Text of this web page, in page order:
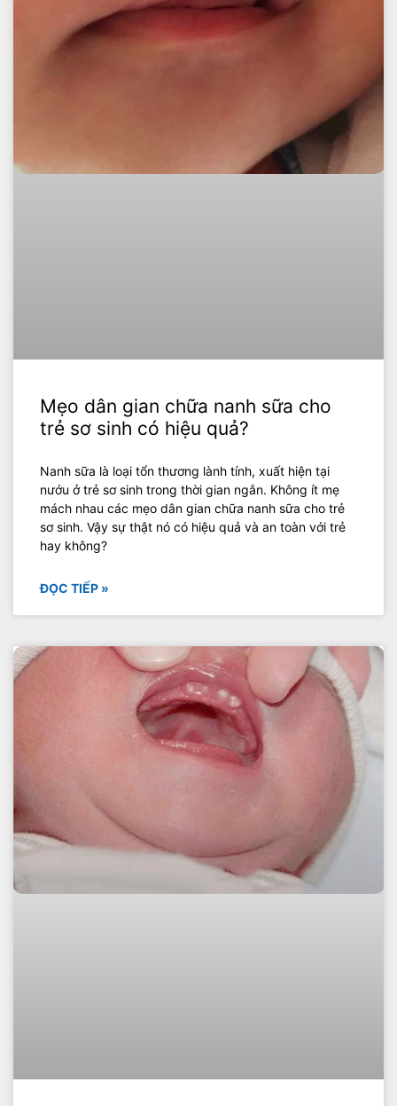
Mẹo dân gian chữa nanh sữa cho
trẻ sơ sinh có hiệu quả?
Nanh sữa là loại tổn thương lành tính, xuất hiện tại
nướu ở trẻ sơ sinh trong thời gian ngắn. Không ít mẹ
mách nhau các mẹo dân gian chữa nanh sữa cho trẻ
sơ sinh. Vậy sự thật nó có hiệu quả và an toàn với trẻ
hay không?
ĐỌC TIẾP »